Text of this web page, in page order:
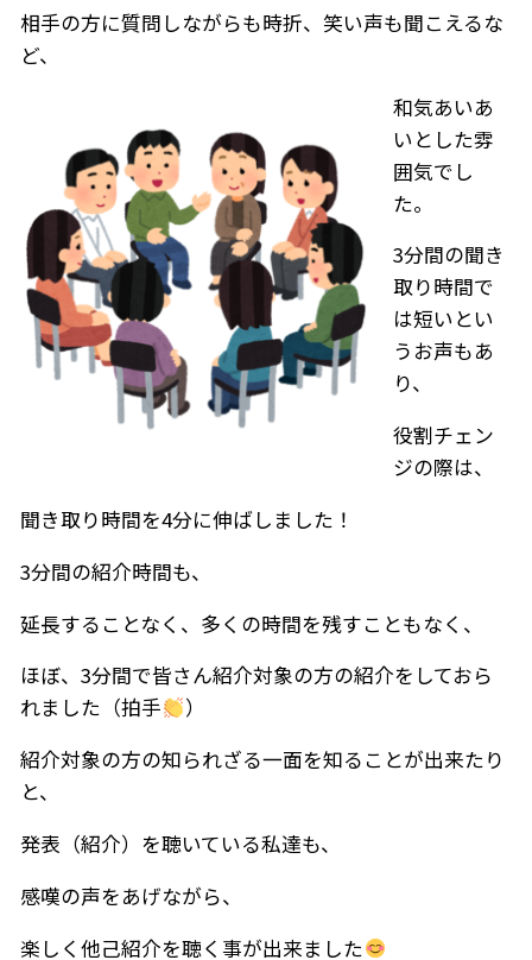
相手の方に質問しながらも時折、笑い声も聞こえるな
ど、
和気あいあ
いとした雰
囲気でし
た。
3分間の聞き
取り時間で
は短いとい
うお声もあ
り、
役割チェン
ジの際は、
聞き取り時間を4分に伸ばしました！
3分間の紹介時間も、
延長することなく、多くの時間を残すこともなく、
ほぼ、3分間で皆さん紹介対象の方の紹介をしておら
れました（拍手
）
紹介対象の方の知られざる一面を知ることが出来たり
と、
発表（紹介）を聴いている私達も、
感嘆の声をあげながら、
楽しく他己紹介を聴く事が出来ました